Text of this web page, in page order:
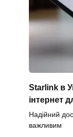
Starlink в
інтернет
Надійний
важливим